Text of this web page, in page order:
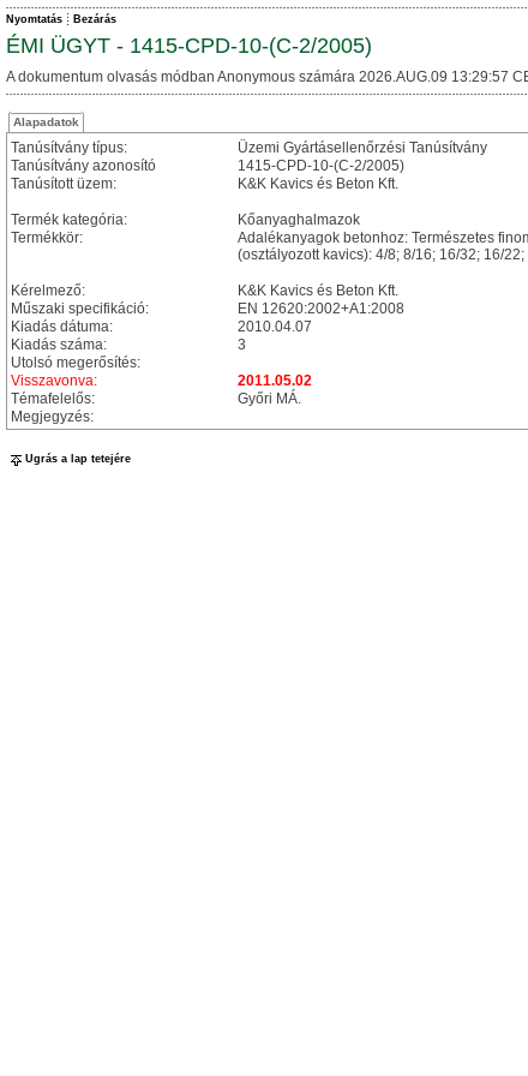
Nyomtatás Bezárás
ÉMI ÜGYT - 1415-CPD-10-(C-2/2005)
A dokumentum olvasás módban Anonymous számára 2026.AUG.09 13:29:57
Alapadatok
Tanúsítvány típus:
Üzemi Gyártásellenőrzési Tanúsítvány
Tanúsítvány azonosító
1415-CPD-10-(C-2/2005)
Tanúsított üzem:
K&K Kavics és Beton Kft.
Termék kategória:
Kőanyaghalmazok
Termékkör:
Adalékanyagok betonhoz: Természetes
(osztályozott kavics): 4/8; 8/16; 16/32; 16/
Kérelmező:
K&K Kavics és Beton Kft.
Műszaki specifikáció:
EN 12620:2002+A1:2008
Kiadás dátuma:
2010.04.07
Kiadás száma:
3
Utolsó megerősítés:
Visszavonva:
2011.05.02
Témafelelős:
Győri MÁ.
Megjegyzés:
Ugrás a lap tetejére